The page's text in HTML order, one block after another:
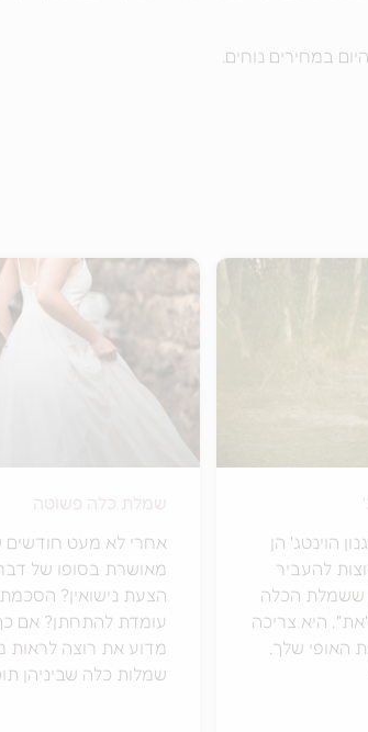
במחירים נוחים.
הוינטג' הן
להעביר
ששמלת הכלה
היא צריכה
האופי שלך.
שמלת כלה פשוטה
אחרי לא מעט חודשים
מאושרת בסופו של
הצעת נישואין?
עומדת להתחתן? אם
מדוע את רוצה לראות
שמלות כלה שביניהן